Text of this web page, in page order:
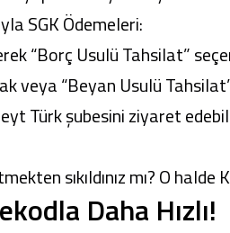
SGK Ödemeleri:
“Borç Usulü Tahsilat”
veya “Beyan Usulü
Türk şubesiniziyaret
sıkıldınız mı? O halde
Daha Hızlı!